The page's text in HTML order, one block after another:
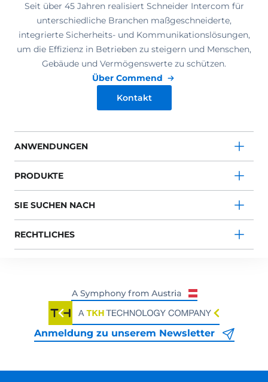
Seit über 45 Jahren realisiert Schneider Intercom für
unterschiedliche Branchen maßgeschneiderte,
integrierte Sicherheits- und Kommunikationslösungen,
um die Effizienz in Betrieben zu steigern und Menschen,
Gebäude und Vermögenswerte zu schützen.
Über Commend
Kontakt
ANWENDUNGEN
PRODUKTE
SIE SUCHEN NACH
RECHTLICHES
Anmeldung zu unserem Newsletter